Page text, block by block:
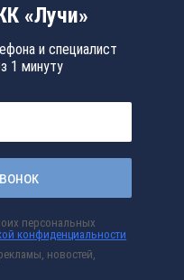
«Лучи»
и специалист
1 минуту
персональных
конфиденциальности
новостей,